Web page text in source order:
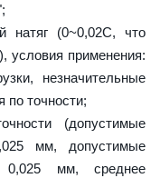
натяг (0~0,02C, что
условия применения:
незначительные
по точности;
(допустимые
мм, допустимые
мм, среднее